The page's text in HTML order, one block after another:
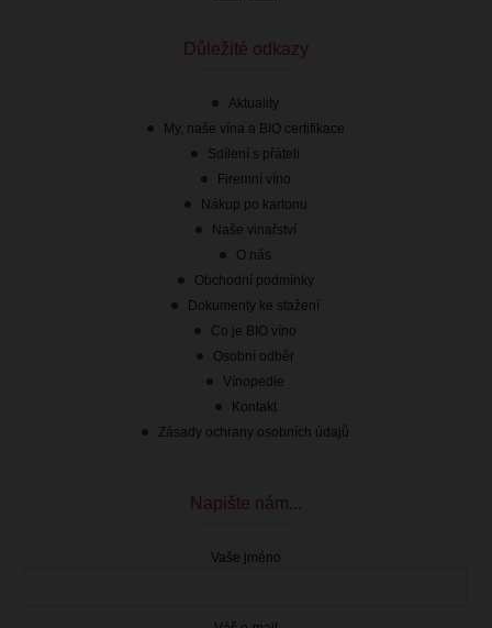
Důležité odkazy
Aktuality
My, naše vína a BIO certifikace
Sdílení s přáteli
Firemní víno
Nákup po kartonu
Naše vinařství
O nás
Obchodní podmínky
Dokumenty ke stažení
Co je BIO víno
Osobní odběr
Vínopedie
Kontakt
Zásady ochrany osobních údajů
Napište nám...
Vaše jméno